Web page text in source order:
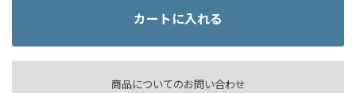
カートに入れる
商品についてのお問い合わせ